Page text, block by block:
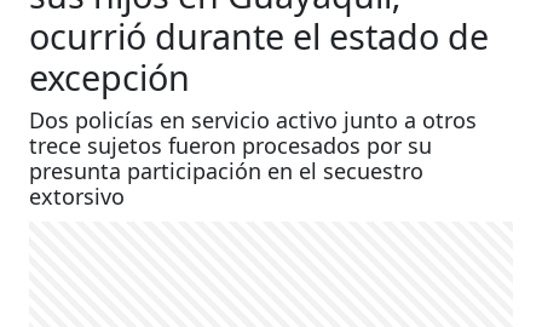
ocurrió durante el estado de
excepción
Dos policías en servicio activo junto a otros
trece sujetos fueron procesados por su
presunta participación en el secuestro
extorsivo ​​​​